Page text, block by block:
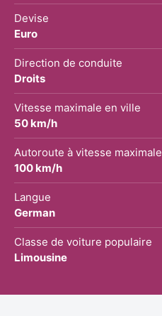
Devise
Euro
Direction de conduite
Droits
Vitesse maximale en ville
50 km/h
Autoroute à vitesse maximale
100 km/h
Langue
German
Classe de voiture populaire
Limousine